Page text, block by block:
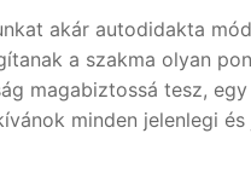
akár autodidakta
a szakma olyan
magabiztossá tesz,
minden jelenlegi